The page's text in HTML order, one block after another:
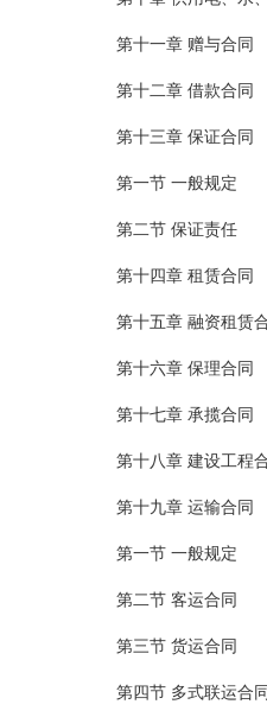
第十一章 赠与合同
第十二章 借款合同
第十三章 保证合同
第一节 一般规定
第二节 保证责任
第十四章 租赁合同
第十五章 融资租赁
第十六章 保理合同
第十七章 承揽合同
第十八章 建设工程
第十九章 运输合同
第一节 一般规定
第二节 客运合同
第三节 货运合同
第四节 多式联运合同